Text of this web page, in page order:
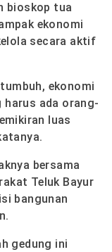
bioskop tua
ekonomi
secara aktif
ekonomi
harus ada orang-
luas
bersama
Teluk Bayur
bangunan
gedung ini